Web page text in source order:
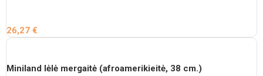
26,27€
Miniland lėlė mergaitė (afroamerikieitė, 38 cm.)